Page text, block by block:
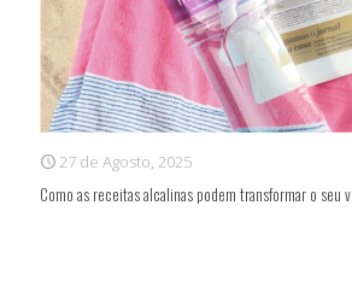
27 de Agosto, 2025
Como as receitas alcalinas podem transformar o seu